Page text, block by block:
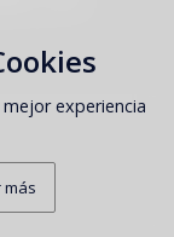
experiencia
más